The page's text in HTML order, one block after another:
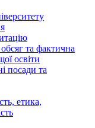
та фактична
освіти
посади та
етика,